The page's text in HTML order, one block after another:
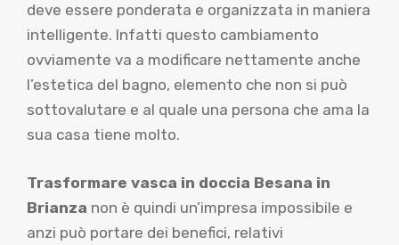
deve essere ponderata e organizzata in maniera
intelligente. Infatti questo cambiamento
ovviamente va a modificare nettamente anche
l’estetica del bagno, elemento che non si può
sottovalutare e al quale una persona che ama la
sua casa tiene molto.
Trasformare vasca in doccia Besana in
Brianza non è quindi un’impresa impossibile e
anzi può portare dei benefici, relativi